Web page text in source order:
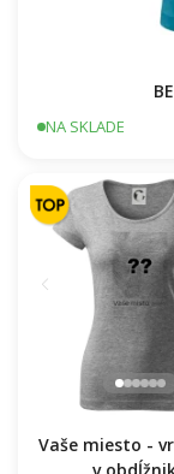
NA SKLADE
Vaše miesto -